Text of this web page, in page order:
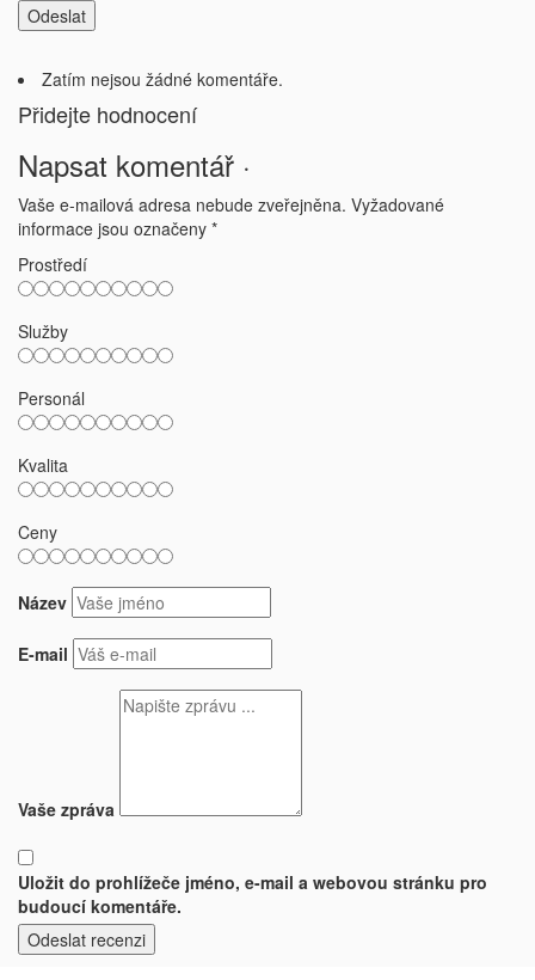
Zatím nejsou žádné komentáře.
Přidejte hodnocení
Napsat komentář ·
Vaše e-mailová adresa nebude zveřejněna. Vyžadované
informace jsou označeny *
Prostředí
Služby
Personál
Kvalita
Ceny
Název
E-mail
Vaše zpráva
Uložit do prohlížeče jméno, e-mail a webovou stránku pro
budoucí komentáře.
Odeslat recenzi